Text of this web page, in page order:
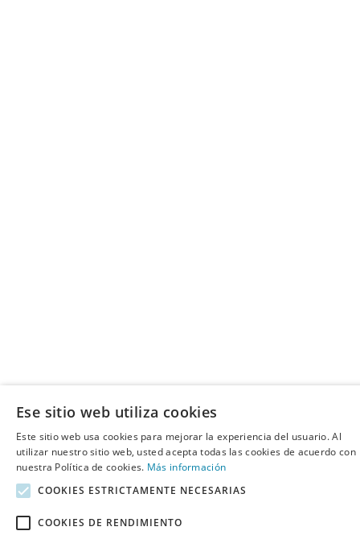
Ese sitio web utiliza cookies
Este sitio web usa cookies para mejorar la experiencia del usuario. Al
utilizar nuestro sitio web, usted acepta todas las cookies de acuerdo con
nuestra Política de cookies. Más información
COOKIES ESTRICTAMENTE NECESARIAS
COOKIES DE RENDIMIENTO